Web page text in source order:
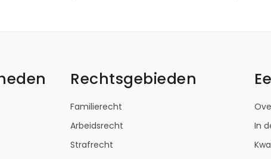
Rechtsgebieden
Familierecht
Arbeidsrecht
Strafrecht
In